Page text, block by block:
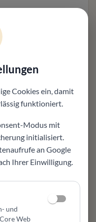
und hochwertige
sich gut
alle Farben (bitte
werden
Möbel passend
Lounge
Cookies ein, damit
funktioniert.
Modus mit
initialisiert.
an Google
Ihrer Einwilligung.
und
Web